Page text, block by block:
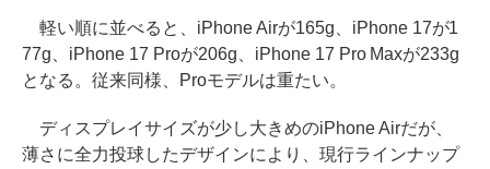
軽い順に並べると、iPhone Airが165g、iPhone 17が1
77g、iPhone 17 Proが206g、iPhone 17 Pro Maxが233g
となる。従来同様、Proモデルは重たい。
ディスプレイサイズが少し大きめのiPhone Airだが、
薄さに全力投球したデザインにより、現行ラインナップ